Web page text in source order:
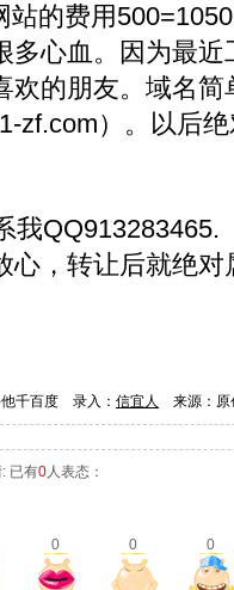
站的费用
多心血。因为最
欢的朋友。域名
zf.com）。以后
QQ913283465.
心，转让后就绝对
千百度 录入： 信宜人 来源：
已有0人表态：
0 0 0